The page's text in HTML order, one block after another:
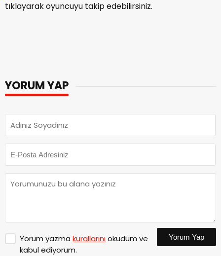
tıklayarak oyuncuyu takip edebilirsiniz.
YORUM YAP
Yorum yazma kurallarınıokudum ve
kabul ediyorum.
Yorum Yap